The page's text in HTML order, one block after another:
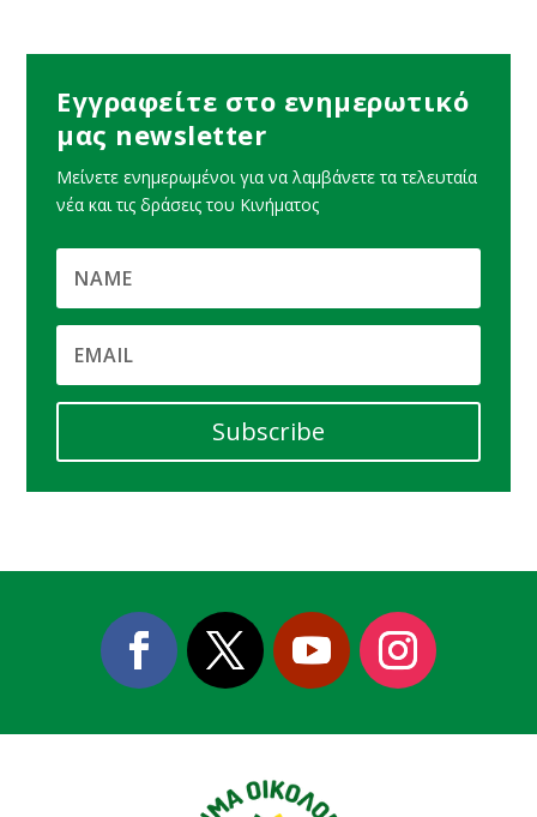
Εγγραφείτε στο ενημερωτικό
μας newsletter
Μείνετε ενημερωμένοι για να λαμβάνετε τα τελευταία
νέα και τις δράσεις του Κινήματος
Subscribe